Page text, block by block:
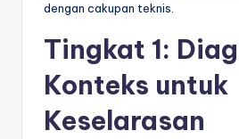
dengan cakupan teknis.
Tingkat 1:
Konteks untuk
Keselarasan